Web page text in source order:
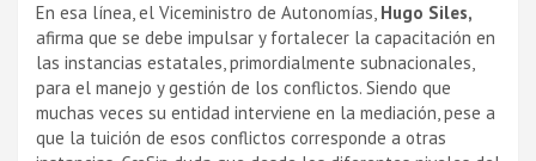
En esa lí­nea, el Viceministro de Autonomí­as, Hugo Siles,
afirma que se debe impulsar y fortalecer la capacitación en
las instancias estatales, primordialmente subnacionales,
para el manejo y gestión de los conflictos. Siendo que
muchas veces su entidad interviene en la mediación, pese a
que la tuición de esos conflictos corresponde a otras